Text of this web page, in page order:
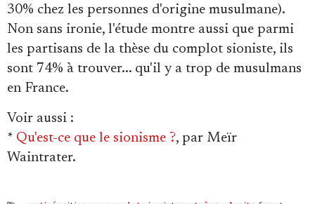
30% chez les personnes d'origine musulmane).
Non sans ironie, l'étude montre aussi que parmi
les partisans de la thèse du complot sioniste, ils
sont 74% à trouver... qu'il y a trop de musulmans
en France.
Voir aussi :
* Qu'est-ce que le sionisme ?, par Meïr
Waintrater.